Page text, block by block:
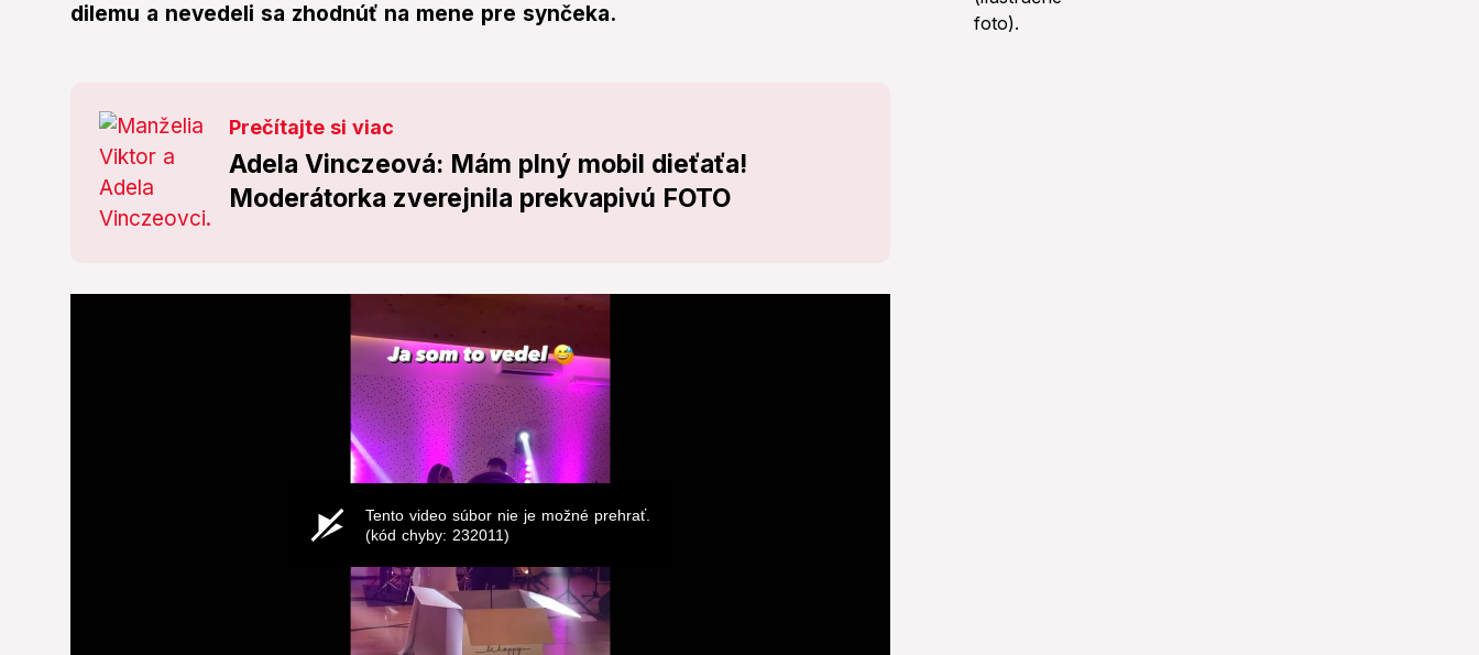
dilemu a nevedeli sa zhodnúť na mene pre synčeka.
Prečítajte si viac
Adela Vinczeová: Mám plný mobil dieťaťa!
Moderátorka zverejnila prekvapivú FOTO
Tento video súbor nie je možné prehrať.
(kód chyby: 232011)